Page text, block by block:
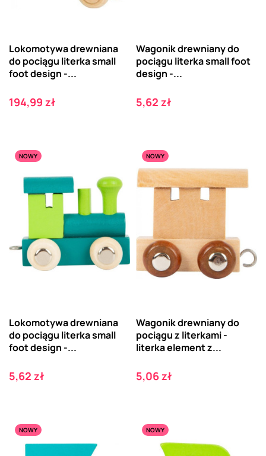
Lokomotywa drewniana
do pociągu literka small
foot design -...
Cena
194,99 zł
Wagonik drewniany do
pociągu literka small foot
design -...
Cena
5,62 zł
NOWY
Lokomotywa drewniana
do pociągu literka small
foot design -...
Cena
5,62 zł
NOWY
Wagonik drewniany do
pociągu z literkami -
literka element z...
Cena
5,06 zł
NOWY NOWY